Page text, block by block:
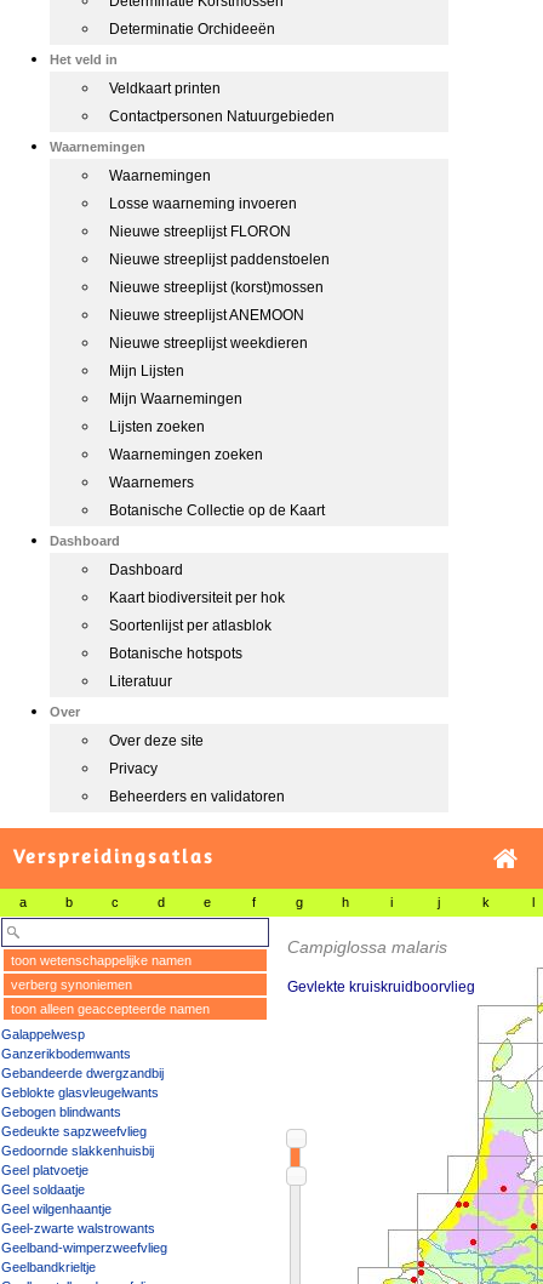
Determinatie Orchideeën
Het veld in
Veldkaart printen
Contactpersonen Natuurgebieden
Waarnemingen
Waarnemingen
Losse waarneming invoeren
Nieuwe streeplijst FLORON
Nieuwe streeplijst paddenstoelen
Nieuwe streeplijst (korst)mossen
Nieuwe streeplijst ANEMOON
Nieuwe streeplijst weekdieren
Mijn Lijsten
Mijn Waarnemingen
Lijsten zoeken
Waarnemingen zoeken
Waarnemers
Botanische Collectie op de Kaart
Dashboard
Dashboard
Kaart biodiversiteit per hok
Soortenlijst per atlasblok
Botanische hotspots
Literatuur
Over
Over deze site
Privacy
Beheerders en validatoren
Verspreidingsatlas
a b c d e f g h i j k l
toon wetenschappelijke namen
verberg synoniemen
toon alleen geaccepteerde namen
Galappelwesp
Ganzerikbodemwants
Gebandeerde dwergzandbij
Geblokte glasvleugelwants
Gebogen blindwants
Gedeukte sapzweefvlieg
Gedoornde slakkenhuisbij
Geel platvoetje
Geel soldaatje
Geel wilgenhaantje
Geel-zwarte walstrowants
Geelband-wimperzweefvlieg
Geelbandkrieltje
Campiglossa malaris
Gevlekte kruiskruidboorvlieg